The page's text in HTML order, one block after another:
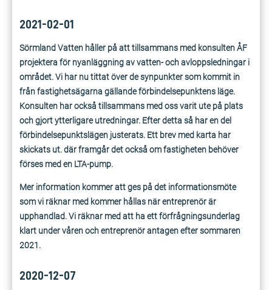
2021-02-01
Sörmland Vatten håller på att tillsammans med konsulten ÅF
projektera för nyanläggning av vatten- och avloppsledningar i
området. Vi har nu tittat över de synpunkter som kommit in
från fastighetsägarna gällande förbindelsepunktens läge.
Konsulten har också tillsammans med oss varit ute på plats
och gjort ytterligare utredningar. Efter detta så har en del
förbindelsepunktslägen justerats. Ett brev med karta har
skickats ut. där framgår det också om fastigheten behöver
förses med en LTA-pump.
Mer information kommer att ges på det informationsmöte
som vi räknar med kommer hållas när entreprenör är
upphandlad. Vi räknar med att ha ett förfrågningsunderlag
klart under våren och entreprenör antagen efter sommaren
2021.
2020-12-07